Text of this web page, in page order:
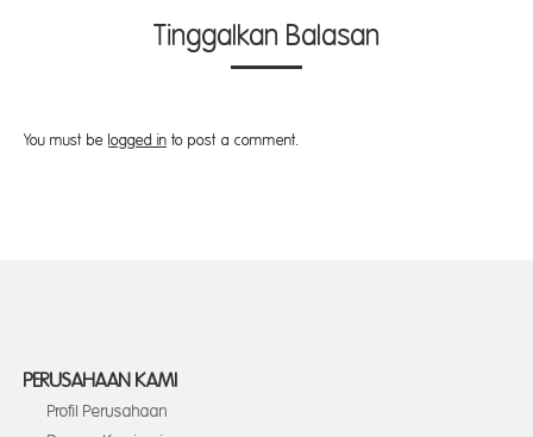
Tinggalkan Balasan
You must be logged in to post a comment.
PERUSAHAAN KAMI
Profil Perusahaan